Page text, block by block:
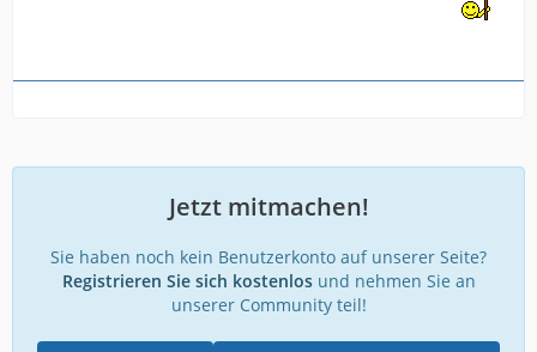
Jetzt mitmachen!
Sie haben noch kein Benutzerkonto auf unserer Seite?
Registrieren Sie sich kostenlosund nehmen Sie an
unserer Community teil!